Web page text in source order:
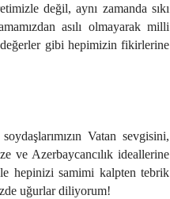
değil, aynı zamanda sıkı
asılı olmayarak milli
gibi hepimizin fikirlerine
Vatan sevgisini,
ve Azerbaycancılık ideallerine
hepinizi samimi kalpten tebrik
uğurlar diliyorum!